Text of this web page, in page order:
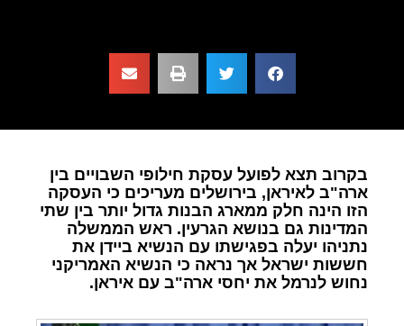
בקרוב תצא לפועל עסקת חילופי השבויים בין
ארה"ב לאיראן, בירושלים מעריכים כי העסקה
הזו הינה חלק ממארג הבנות גדול יותר בין שתי
המדינות גם בנושא הגרעין. ראש הממשלה
נתניהו יעלה בפגישתו עם הנשיא ביידן את
חששות ישראל אך נראה כי הנשיא האמריקני
נחוש לנרמל את יחסי ארה"ב עם איראן.